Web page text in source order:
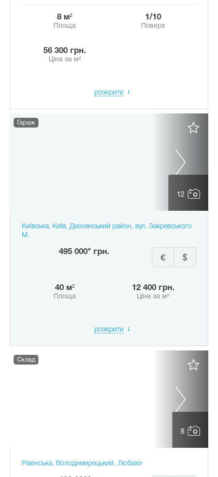
8 м²
Площа
1/10
Поверх
56 300 грн.
Ціна за м²
розкрити
12
Гараж
Київська, Київ, Деснянський район, вул. Закревського
М.
495 000* грн.
$
€
40 м²
Площа
12 400 грн.
Ціна за м²
розкрити
8
Склад
Рівенська, Володимирецький, Любахи